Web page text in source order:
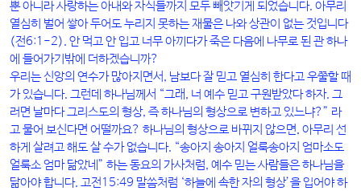
뿐 아니라 사랑하는 아내와 자식들까지 모두 빼앗기게 되었습니다. 아무리
열심히 벌어 쌓아 두어도 누리지 못하는 재물은 나와 상관이 없는 것입니다
(전6:1-2). 안 먹고 안 입고 너무 아끼다가 죽은 다음에 나무로 된 관 하나
에 들어가기밖에 더하겠습니까?
우리는 신앙의 연수가 많아지면서, 남보다 잘 믿고 열심히 한다고 우쭐할 때
가 있습니다. 그런데 하나님께서 “그래, 너 예수 믿고 구원받았다 하자. 그
러면 날마다 그리스도의 형상, 즉 하나님의 형상으로 변하고 있느냐?” 라
고 물어 보신다면 어떨까요? 하나님의 형상으로 바뀌지 않으면, 아무리 선
하게 살려고 해도 살 수가 없습니다. “송아지 송아지 얼룩송아지 엄마소도
얼룩소 엄마 닮았네” 하는 동요의 가사처럼, 예수 믿는 사람들은 하나님을
닮아야 합니다. 고전15:49 말씀처럼 ‘하늘에 속한 자의 형상’을 입어야 하